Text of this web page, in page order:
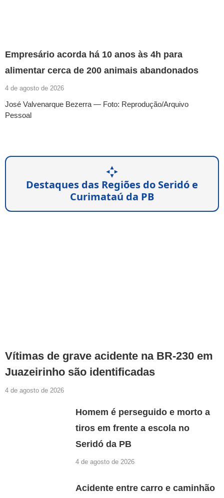
Empresário acorda há 10 anos às 4h para
alimentar cerca de 200 animais abandonados
4 de agosto de 2026
José Valvenarque Bezerra — Foto: Reprodução/Arquivo
Pessoal
Destaques das Regiões do Seridó e
Curimataú da PB
Vítimas de grave acidente na BR-230 em
Juazeirinho são identificadas
4 de agosto de 2026
Homem é perseguido e morto a
tiros em frente a escola no
Seridó da PB
4 de agosto de 2026
Acidente entre carro e caminhão